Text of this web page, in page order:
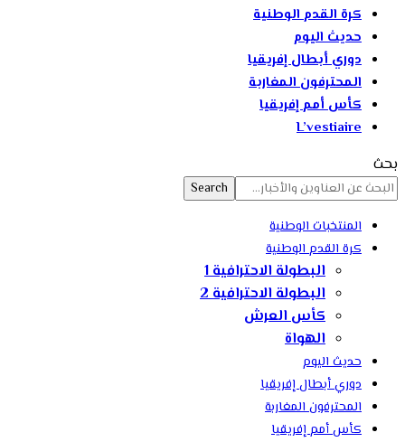
كرة القدم الوطنية
حديث اليوم
دوري أبطال إفريقيا
المحترفون المغاربة
كأس أمم إفريقيا
L’vestiaire
بحث
المنتخبات الوطنية
كرة القدم الوطنية
البطولة الاحترافية 1
البطولة الاحترافية 2
كأس العرش
الهواة
حديث اليوم
دوري أبطال إفريقيا
المحترفون المغاربة
كأس أمم إفريقيا